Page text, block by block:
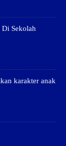
Di Sekolah
karakter anak